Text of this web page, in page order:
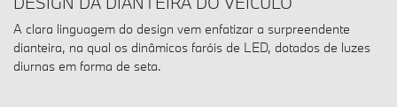
A clara linguagem do design vem enfatizar a surpreendente
dianteira, na qual os dinâmicos faróis de LED, dotados de luzes
diurnas em forma de seta.